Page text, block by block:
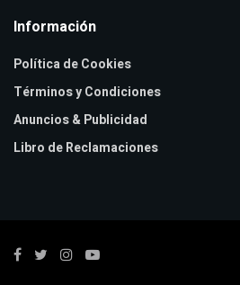
Información
Política de Cookies
Términos y Condiciones
Anuncios & Publicidad
Libro de Reclamaciones